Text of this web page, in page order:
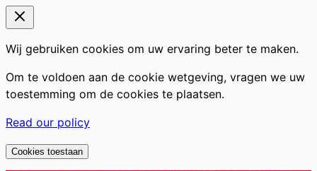
Wij gebruiken cookies om uw ervaring beter te maken.
Om te voldoen aan de cookie wetgeving, vragen we uw
toestemming om de cookies te plaatsen.
Read our policy
Cookies toestaan